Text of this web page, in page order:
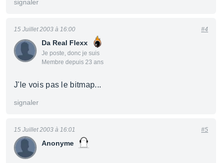
signaler
Da Real Flexx
Je poste, donc je suis
Membre depuis 23 ans
15 Juillet 2003 à 16:00 #4
J'le vois pas le bitmap...
signaler
Anonyme
15 Juillet 2003 à 16:01 #5